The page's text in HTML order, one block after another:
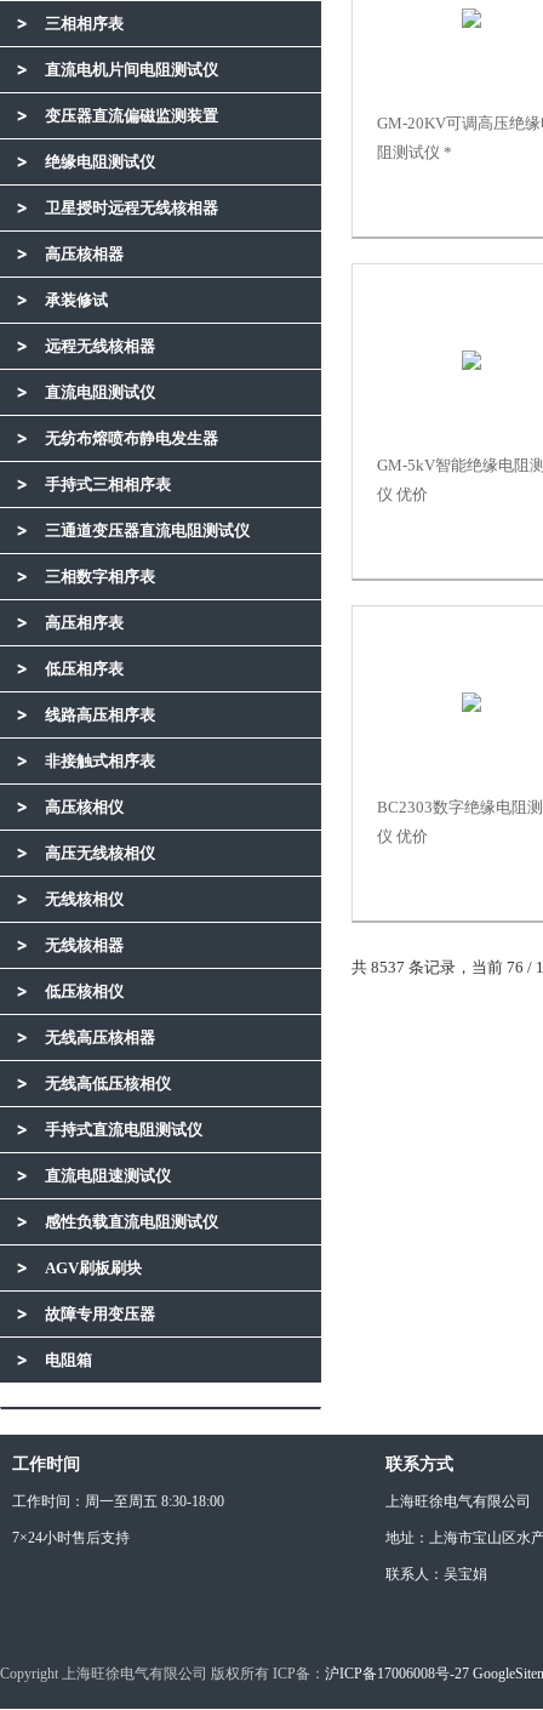
三相相序表
直流电机片间电阻测试仪
变压器直流偏磁监测装置
绝缘电阻测试仪
卫星授时远程无线核相器
高压核相器
承装修试
远程无线核相器
直流电阻测试仪
无纺布熔喷布静电发生器
手持式三相相序表
三通道变压器直流电阻测试仪
三相数字相序表
高压相序表
低压相序表
线路高压相序表
非接触式相序表
高压核相仪
高压无线核相仪
无线核相仪
无线核相器
低压核相仪
无线高压核相器
无线高低压核相仪
手持式直流电阻测试仪
直流电阻速测试仪
感性负载直流电阻测试仪
AGV刷板刷块
故障专用变压器
电阻箱
GM-20KV可调高压绝
阻测试仪 *
GM-5kV智能绝缘电阻
仪 优价
BC2303数字绝缘电阻
仪 优价
共 8537 条记录，当前 76 /
工作时间
工作时间：周一至周五 8:30-18:00
7×24小时售后支持
联系方式
上海旺徐电气有限公司
地址：上海市宝山区水
联系人：吴宝娟
Copyright 上海旺徐电气有限公司 版权所有 ICP备： 沪ICP备17006008号-27